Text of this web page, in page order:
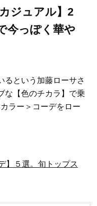
ジュアル】2
今っぽく華や
るという加藤ローサさ
な【色のチカラ】で乗
ラー＞コーデをロー
】５選。旬トップス